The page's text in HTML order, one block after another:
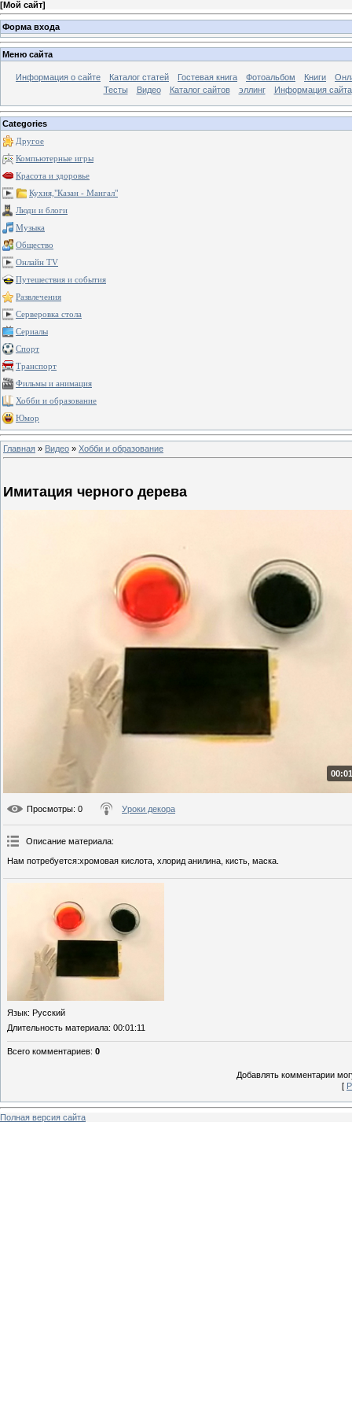
[Мой сайт]
Форма входа
Меню сайта
Информация о сайте Каталог статей Гостевая книга Фотоальбом Книги
Тесты
Видео Каталог сайтов эллинг Информация сайта
Categories
Другое
Компьютерные игры
Красота и здоровье
Кухня,"Казан - Мангал"
Люди и блоги
Музыка
Общество
Онлайн TV
Путешествия и события
Развлечения
Серверовка стола
Сериалы
Спорт
Транспорт
Фильмы и анимация
Хобби и образование
Юмор
Главная » Видео » Хобби и образование
Имитация черного дерева
Просмотры: 0 Уроки декора
Описание материала:
Нам потребуется:хромовая кислота, хлорид анилина, кисть, маска.
Язык: Русский
Длительность материала: 00:01:11
Всего комментариев: 0
Добавлять комментарии
[
Полная версия сайта